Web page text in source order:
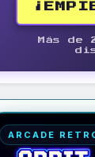
Más de
ARCADE